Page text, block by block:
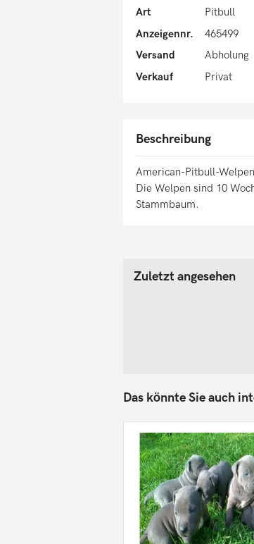
Art
Pitbull
Anzeigennr.
465499
Versand
Abholung
Verkauf
Privat
Beschreibung
American-Pitbull-
Die Welpen sind 10
Stammbaum.
Zuletzt angesehen
Das könnte Sie auch